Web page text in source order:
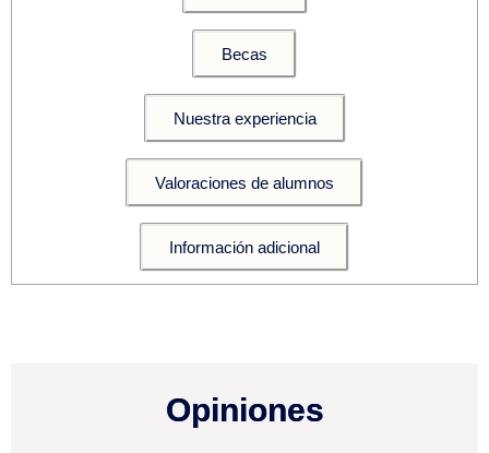
Becas
Nuestra experiencia
Valoraciones de alumnos
Información adicional
Opiniones